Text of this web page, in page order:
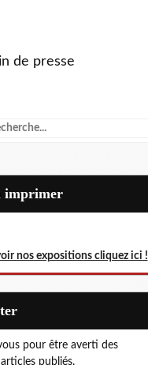
de presse
imprimer
nos expositions cliquez ici !
pour être averti des
publiés.